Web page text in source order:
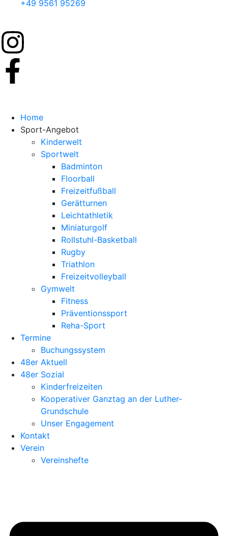
+49 9561 95269
Home
Sport-Angebot
Kinderwelt
Sportwelt
Badminton
Floorball
Freizeitfußball
Gerätturnen
Leichtathletik
Miniaturgolf
Rollstuhl-Basketball
Rugby
Triathlon
Freizeitvolleyball
Gymwelt
Fitness
Präventionssport
Reha-Sport
Termine
Buchungssystem
48er Aktuell
48er Sozial
Kinderfreizeiten
Kooperativer Ganztag an der Luther-
Grundschule
Unser Engagement
Kontakt
Verein
Vereinshefte